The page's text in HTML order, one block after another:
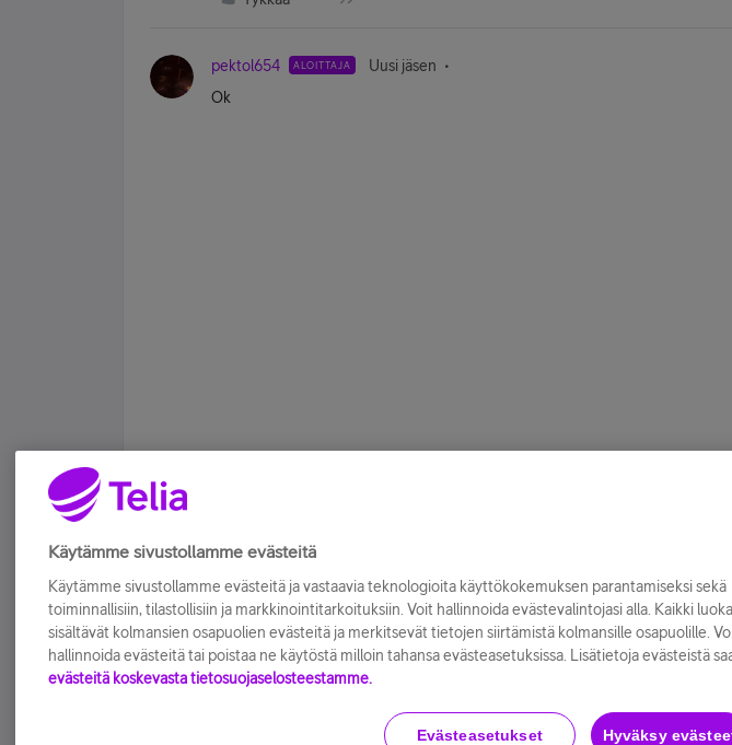
pektol654 ALOITTAJA Uusi jäsen
Ok
Käytämme sivustollamme evästeitä
Käytämme sivustollamme evästeitä ja vastaavia teknologioita käyttökokemuksen parantamiseksi sekä
toiminnallisiin, tilastollisiin ja markkinointitarkoituksiin. Voit hallinnoida evästevalintojasi alla. Kaikki
sisältävät kolmansien osapuolien evästeitä ja merkitsevät tietojen siirtämistä kolmansille osapuolille.
hallinnoida evästeitä tai poistaa ne käytöstä milloin tahansa evästeasetuksissa. Lisätietoja evästeistä
evästeitä koskevasta tietosuojaselosteestamme.
Evästeasetukset Hyväksy